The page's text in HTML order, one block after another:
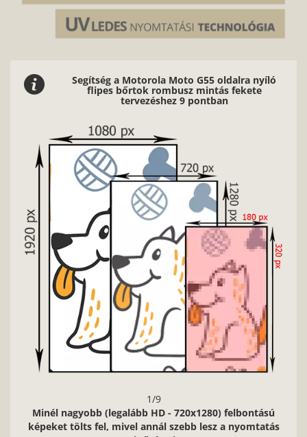
Segítség a Motorola Moto G55 oldalra nyíló
flipes bőrtok rombusz mintás fekete
tervezéshez 9 pontban
1/9
Minél nagyobb (legalább HD - 720x1280) felbontású
képeket tölts fel, mivel annál szebb lesz a nyomtatás